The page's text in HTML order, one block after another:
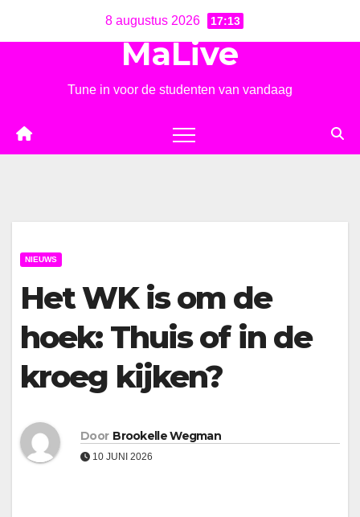
8 augustus 2026 17:13
MaLive
Tune in voor de studenten van vandaag
NIEUWS
Het WK is om de
hoek: Thuis of in de
kroeg kijken?
Door Brookelle Wegman
10 JUNI 2026